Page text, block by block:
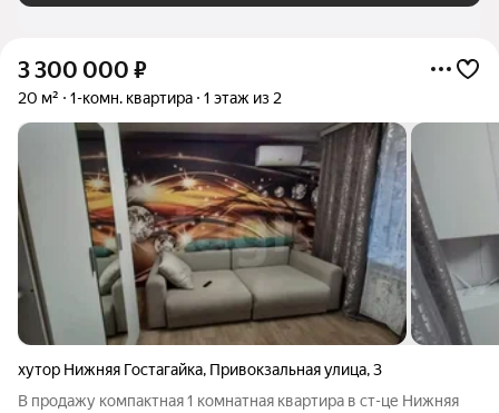
3 300 000 ₽
20 м² 1-комн. квартира 1 этаж из 2
хутор Нижняя Гостагайка, Привокзальная улица,3
В продажу компактная 1 комнатная квартира в ст-це Нижняя